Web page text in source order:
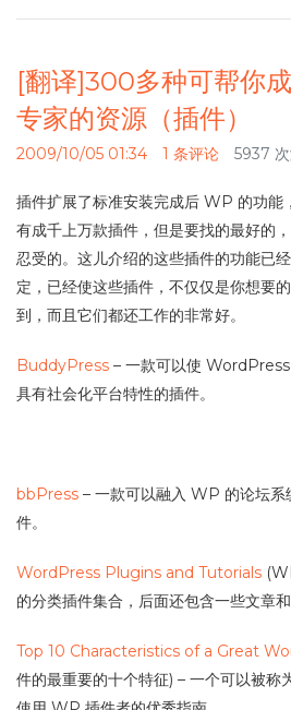
[翻译]300多种可帮你
专家的资源（插件）
2009/10/05 01:34 1 条评论 5937
插件扩展了标准安装完成后 WP 的功
有成千上万款插件，但是要找的最好的
忍受的。这儿介绍的这些插件的功能已
定，已经使这些插件，不仅仅是你想要
到，而且它们都还工作的非常好。
BuddyPress – 一款可以使
具有社会化平台特性的插件。
bbPress – 一款可以融入 WP 的论坛
件。
WordPress Plugins and Tutorials
的分类插件集合，后面还包含一些文章和
Top 10 Characteristics of a Great
件的最重要的十个特征) – 一个可以被称